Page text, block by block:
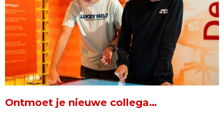
Ontmoet je nieuwe collega…